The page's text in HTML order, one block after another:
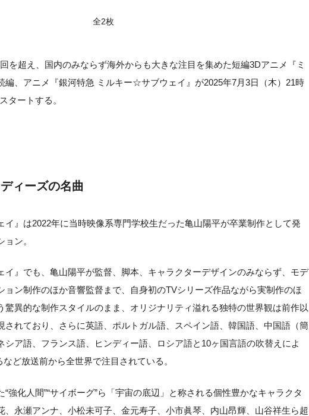
全2枚
を超え、国内のみならず海外からも大きな注目を集めた短編3Dアニメ『ミ
、アニメ『銀河特急 ミルキー☆サブウェイ』が2025年7月3日（木）21時
タートする。
ィーズの名曲
』は2022年に当時映像系専門学校生だった亀山陽平が卒業制作として発
ン。
イ』でも、亀山陽平が監督、脚本、キャラクターデザインのみならず、モデ
ョン制作のほか音響監督まで、自身初のTVシリーズ作品ながら実制作のほ
驚異的な制作スタイルのまま、オリジナリティ溢れる独特の世界観は前作以
されており、さらに英語、ポルトガル語、スペイン語、韓国語、中国語（簡
シア語、フランス語、ヒンディー語、ロシア語と10ヶ国言語の吹替えによ
ど放送前から全世界で注目されている。
強化人間”“サイボーグ”ら「宇宙の底辺」と称される個性豊かなキャラクタ
、永瀬アンナ、小松未可子、金元寿子、小市眞琴、内山昂輝、山谷祥生ら超